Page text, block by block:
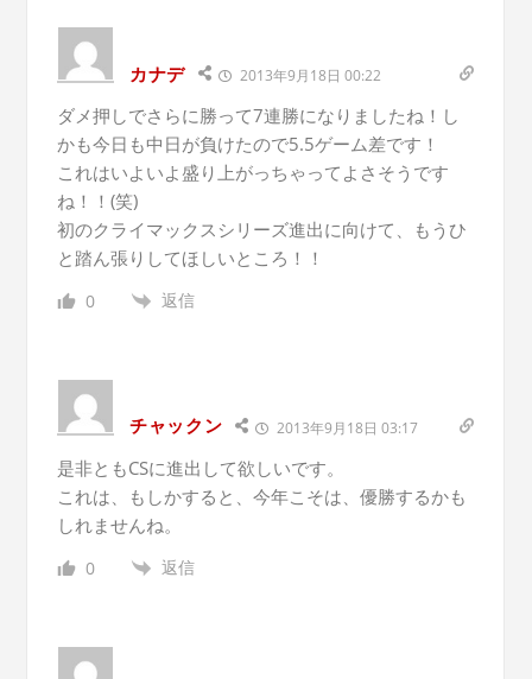
カナデ 2013年9月18日 00:22
ダメ押しでさらに勝って7連勝になりましたね！し
かも今日も中日が負けたので5.5ゲーム差です！
これはいよいよ盛り上がっちゃってよさそうです
ね！！(笑)
初のクライマックスシリーズ進出に向けて、もうひ
と踏ん張りしてほしいところ！！
0 返信
チャックン 2013年9月18日 03:17
是非ともCSに進出して欲しいです。
これは、もしかすると、今年こそは、優勝するかも
しれませんね。
0 返信